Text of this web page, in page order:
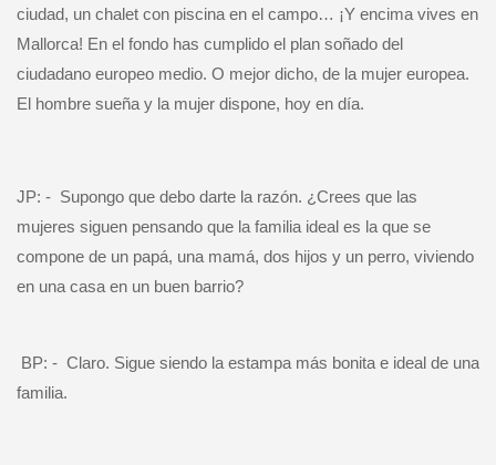
ciudad, un chalet con piscina en el campo… ¡Y encima vives en
Mallorca! En el fondo has cumplido el plan soñado del
ciudadano europeo medio. O mejor dicho, de la mujer europea.
El hombre sueña y la mujer dispone, hoy en día.
JP: - Supongo que debo darte la razón. ¿Crees que las
mujeres siguen pensando que la familia ideal es la que se
compone de un papá, una mamá, dos hijos y un perro, viviendo
en una casa en un buen barrio?
BP: - Claro. Sigue siendo la estampa más bonita e ideal de una
familia.